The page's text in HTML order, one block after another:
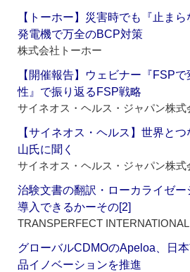
【トーホー】災害時でも『止ま
発電機で万全のBCP対策
株式会社トーホー
【開催報告】ウェビナー『FSP
性』で振り返るFSP戦略
サイネオス・ヘルス・ジャパン株式
【サイネオス・ヘルス】世界と
山氏に聞く
サイネオス・ヘルス・ジャパン株式
治験文書の翻訳・ローカライゼ
導入できるかーその[2]
TRANSPERFECT INTERNATIONAL
グローバルCDMOのApeloa、日
品イノベーションを推進